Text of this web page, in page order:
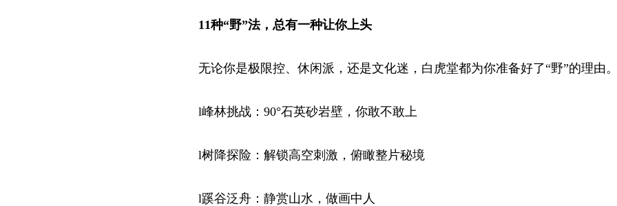
11种“野”法，总有一种让你上头
无论你是极限控、休闲派，还是文化迷，白虎堂都为你准备好了“野”的理由
l峰林挑战：90°石英砂岩壁，你敢不敢上
l树降探险：解锁高空刺激，俯瞰整片秘境
l蹊谷泛舟：静赏山水，做画中人